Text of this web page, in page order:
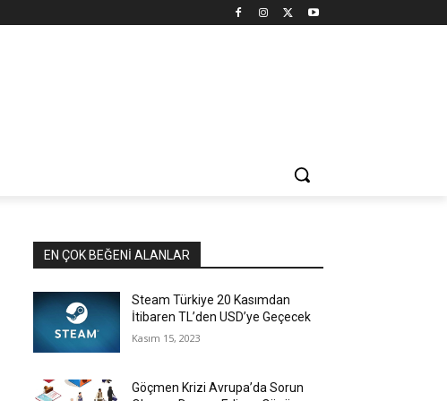
EN ÇOK BEĞENI ALANLAR
Steam Türkiye 20 Kasımdan
İtibaren TL’den USD’ye Geçecek
Kasım 15, 2023
Göçmen Krizi Avrupa’da Sorun